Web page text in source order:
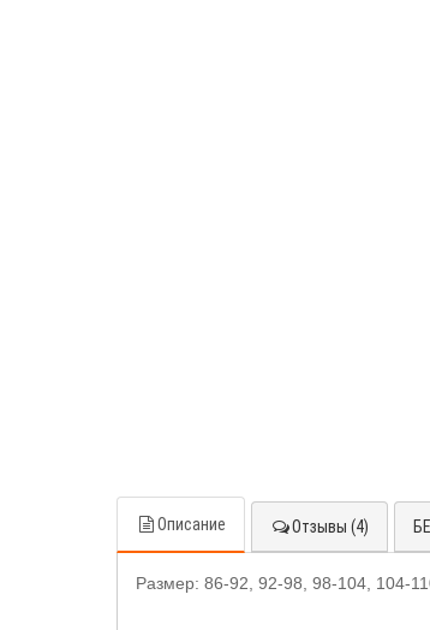
Описание Отзывы (4)
Размер: 86-92, 92-98, 98-104, 104-